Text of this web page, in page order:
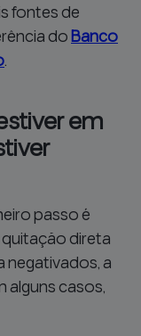
fontes de
doBanco
.
em
passo é
direta
negativados, a
alguns casos,